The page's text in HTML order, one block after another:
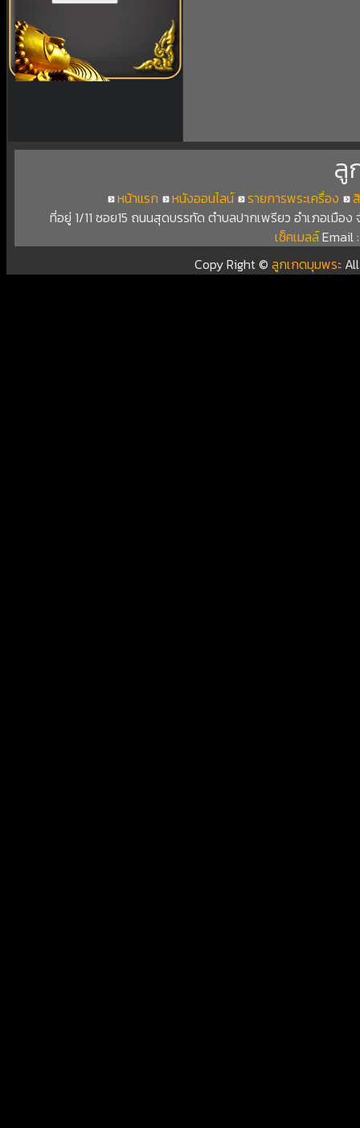
ลู
หน้าแรก หนังออนไลน์ รายการพระเครื่อง
ที่อยู่ 1/11 ซอย15 ถนนสุดบรรทัด ตำบลปากเพรียว อำเภอเมือ
เช็คเมลล์Email
Copy Right ©ลูกเกดมุมพระ